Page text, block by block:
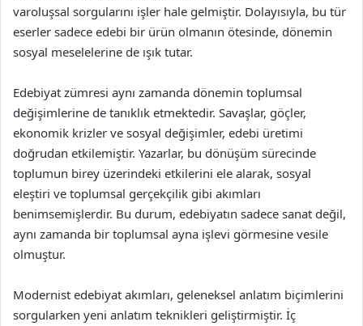
varoluşsal sorgularını işler hale gelmiştir. Dolayısıyla, bu tür
eserler sadece edebi bir ürün olmanın ötesinde, dönemin
sosyal meselelerine de ışık tutar.
Edebiyat zümresi aynı zamanda dönemin toplumsal
değişimlerine de tanıklık etmektedir. Savaşlar, göçler,
ekonomik krizler ve sosyal değişimler, edebi üretimi
doğrudan etkilemiştir. Yazarlar, bu dönüşüm sürecinde
toplumun birey üzerindeki etkilerini ele alarak, sosyal
eleştiri ve toplumsal gerçekçilik gibi akımları
benimsemişlerdir. Bu durum, edebiyatın sadece sanat değil,
aynı zamanda bir toplumsal ayna işlevi görmesine vesile
olmuştur.
Modernist edebiyat akımları, geleneksel anlatım biçimlerini
sorgularken yeni anlatım teknikleri geliştirmiştir. İç